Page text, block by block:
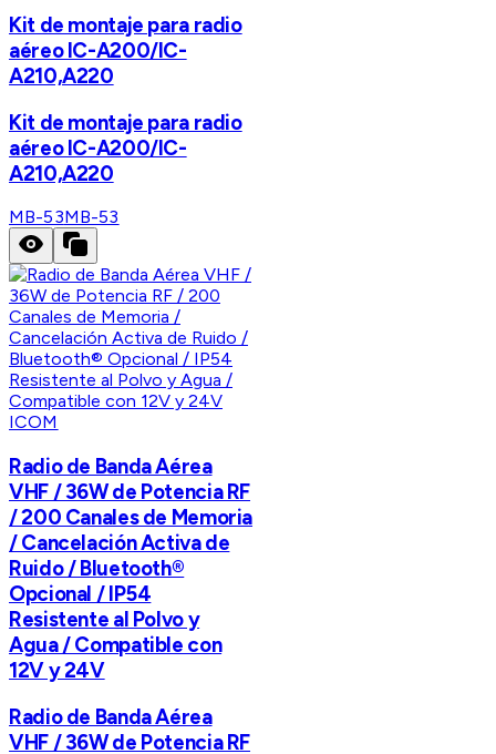
Kit de montaje para radio
aéreo IC-A200/IC-
A210,A220
Kit de montaje para radio
aéreo IC-A200/IC-
A210,A220
MB-53MB-53
ICOM
Radio de Banda Aérea
VHF / 36W de Potencia RF
/ 200 Canales de Memoria
/ Cancelación Activa de
Ruido / Bluetooth®
Opcional / IP54
Resistente al Polvo y
Agua / Compatible con
12V y 24V
Radio de Banda Aérea
VHF / 36W de Potencia RF